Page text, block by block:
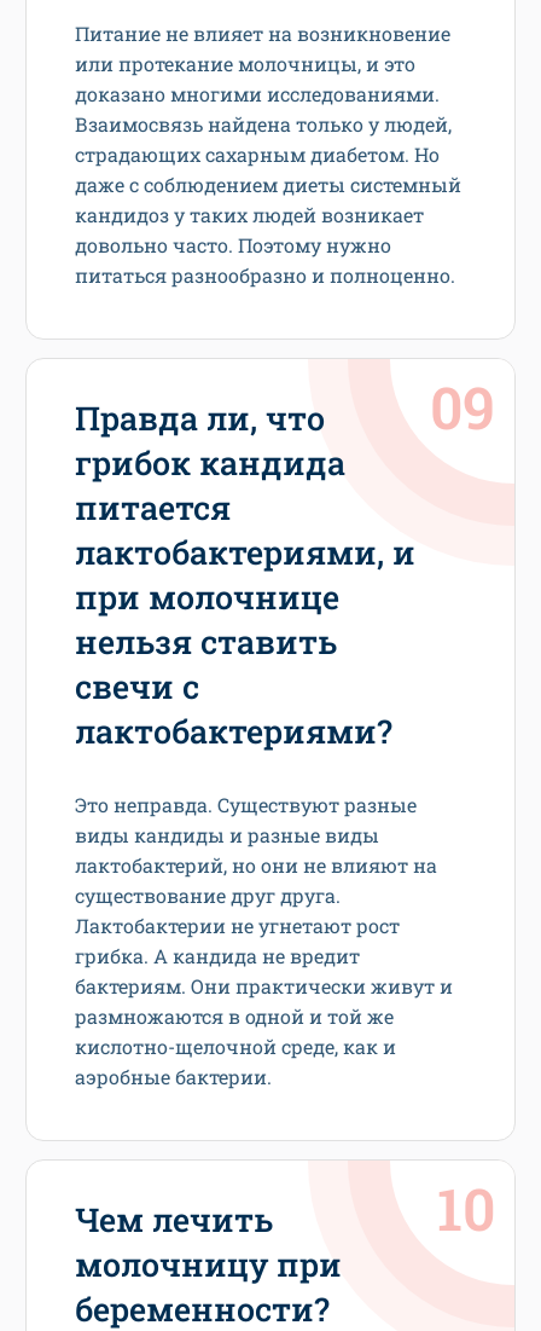
Питание не влияет на возникновение
или протекание молочницы, и это
доказано многими исследованиями.
Взаимосвязь найдена только у людей,
страдающих сахарным диабетом. Но
даже с соблюдением диеты системный
кандидоз у таких людей возникает
довольно часто. Поэтому нужно
питаться разнообразно и полноценно.
Правда ли, что
грибок кандида
питается
лактобактериями, и
при молочнице
нельзя ставить
свечи с
лактобактериями?
Это неправда. Существуют разные
виды кандиды и разные виды
лактобактерий, но они не влияют на
существование друг друга.
Лактобактерии не угнетают рост
грибка. А кандида не вредит
бактериям. Они практически живут и
размножаются в одной и той же
кислотно-щелочной среде, как и
аэробные бактерии.
Чем лечить
молочницу при
беременности?